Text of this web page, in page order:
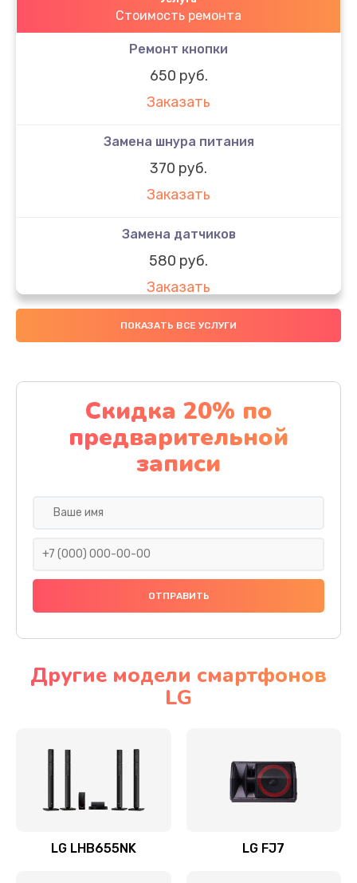
Стоимость ремонта
Ремонт кнопки
650 руб.
Заказать
Замена шнура питания
370 руб.
Заказать
Замена датчиков
580 руб.
Заказать
Комплексная чистка
Заказать
Замена дисплея (экрана)
2000 руб.
Заказать
Ремонт платы электроники
Прошивка
Ремонт механики привода
Ремонт / замена кнопок, клавиш, индикаторов,
ПОКАЗАТЬ ВСЕ УСЛУГИ
Скидка 20% по
предварительной
записи
Другие модели смартфонов
LG
LG LHB655NK LG FJ7